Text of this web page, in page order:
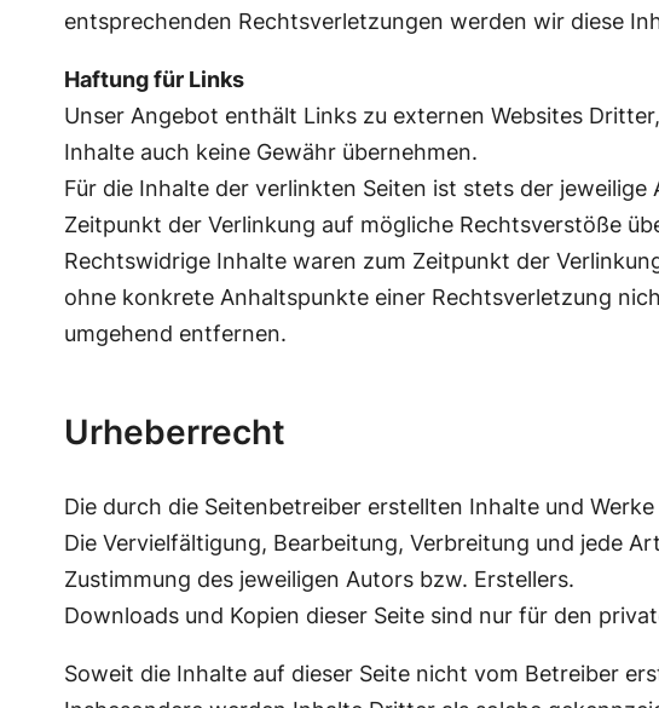
entsprechenden Rechtsverletzungen werden wir diese
Haftung für Links
Unser Angebot enthält Links zu externen Websites
Inhalte auch keine Gewähr übernehmen.
Für die Inhalte der verlinkten Seiten ist stets der
Zeitpunkt der Verlinkung auf mögliche Rechtsverstöße
Rechtswidrige Inhalte waren zum Zeitpunkt der
ohne konkrete Anhaltspunkte einer Rechtsverletzung
umgehend entfernen.
Urheberrecht
Die durch die Seitenbetreiber erstellten Inhalte und
Die Vervielfältigung, Bearbeitung, Verbreitung und jede
Zustimmung des jeweiligen Autors bzw. Erstellers.
Downloads und Kopien dieser Seite sind nur für den
Soweit die Inhalte auf dieser Seite nicht vom Betreiber